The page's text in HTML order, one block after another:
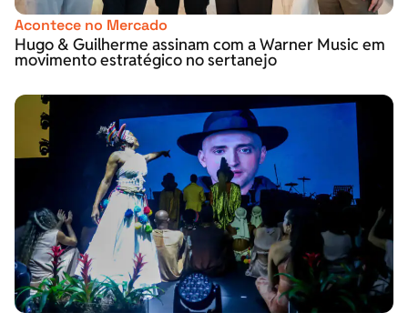
Acontece no Mercado
Hugo & Guilherme assinam com a Warner Music em
movimento estratégico no sertanejo